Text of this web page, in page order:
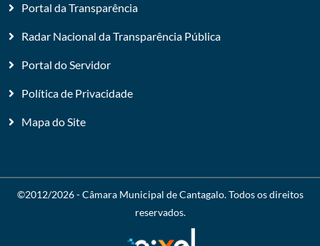
Portal da Transparência
Radar Nacional da Transparência Pública
Portal do Servidor
Política de Privacidade
Mapa do Site
©2012/2026 -Câmara Municipal de Cantagalo. Todos os direitos
reservados.